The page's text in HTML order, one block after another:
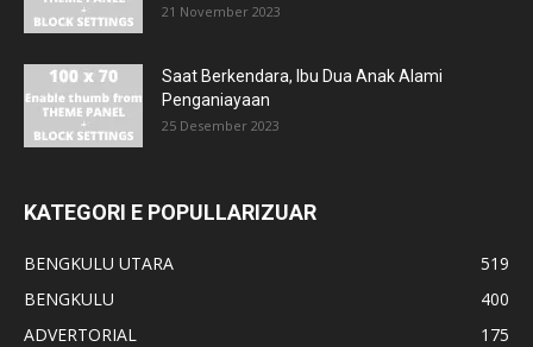
21 November 2023
Saat Berkendara, Ibu Dua Anak Alami
Penganiayaan
25 Desember 2023
KATEGORI E POPULLARIZUAR
BENGKULU UTARA
519
BENGKULU
400
ADVERTORIAL
175